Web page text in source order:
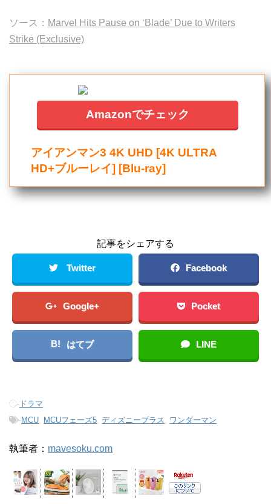
ソース： Marvel Hits Pause on ‘Blade’ Due to Writers
Strike (Exclusive)
Amazonでチェック
アイアンマン3 4K UHD [4K ULTRA
HD+ブルーレイ] [Blu-ray]
記事をシェアする
Twitter Facebook
Google+ Pocket
B! はてブ LINE
- ドラマ
-MCU MCUフェーズ5 ,ディズニープラス ワンダーマン
執筆者： mavesoku.com